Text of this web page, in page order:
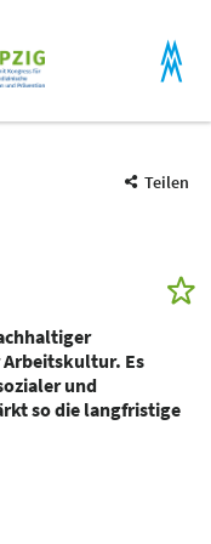
Teilen
Es
und
so die langfristige